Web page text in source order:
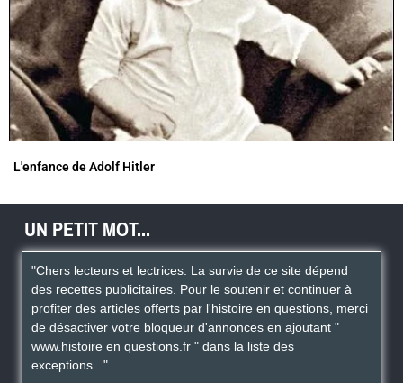
L'enfance de Adolf Hitler
UN PETIT MOT...
"Chers lecteurs et lectrices. La survie de ce site dépend
des recettes publicitaires. Pour le soutenir et continuer à
profiter des articles offerts par l'histoire en questions, merci
de désactiver votre bloqueur d'annonces en ajoutant "
www.histoire en questions.fr " dans la liste des
exceptions..."